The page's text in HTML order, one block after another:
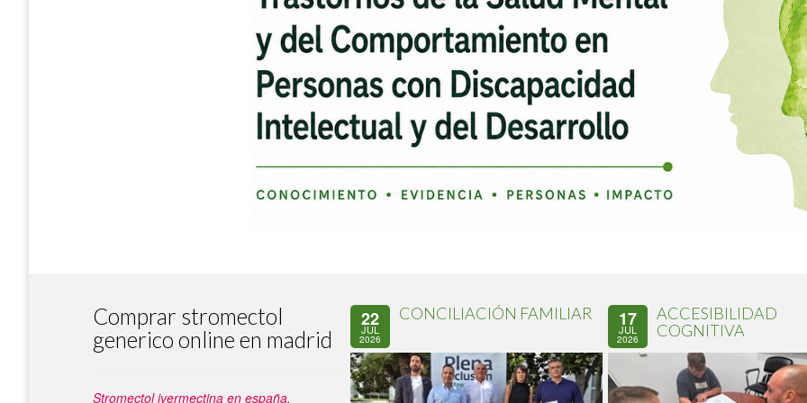
Comprar stromectol
generico online en madrid
Stromectol ivermectina en españa.
22
JUL
2026
CONCILIACIÓN FAMILIAR 17
JUL
2026
ACCESIBILIDAD
COGNITIVA